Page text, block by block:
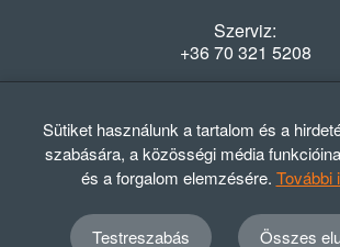
Szerviz:
+36 70 321 5208
Hétfő-Péntek: 08:00-16:30
Sütiket használunk a tartalom és a
szabására, a közösségi média
és a forgalom elemzésére. További
Testreszabás Összes